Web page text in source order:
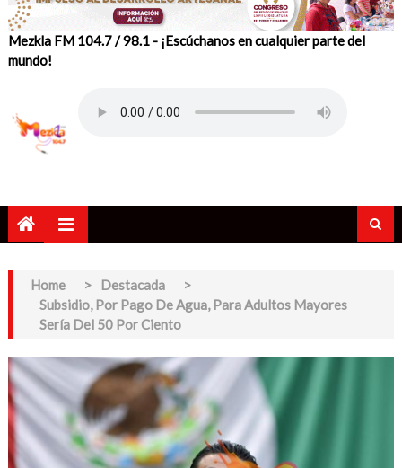
Mezkla FM 104.7 / 98.1 - ¡Escúchanos en cualquier parte del
mundo!
Home > Destacada
>
Subsidio, Por Pago De Agua, Para Adultos Mayores
Sería Del 50 Por Ciento